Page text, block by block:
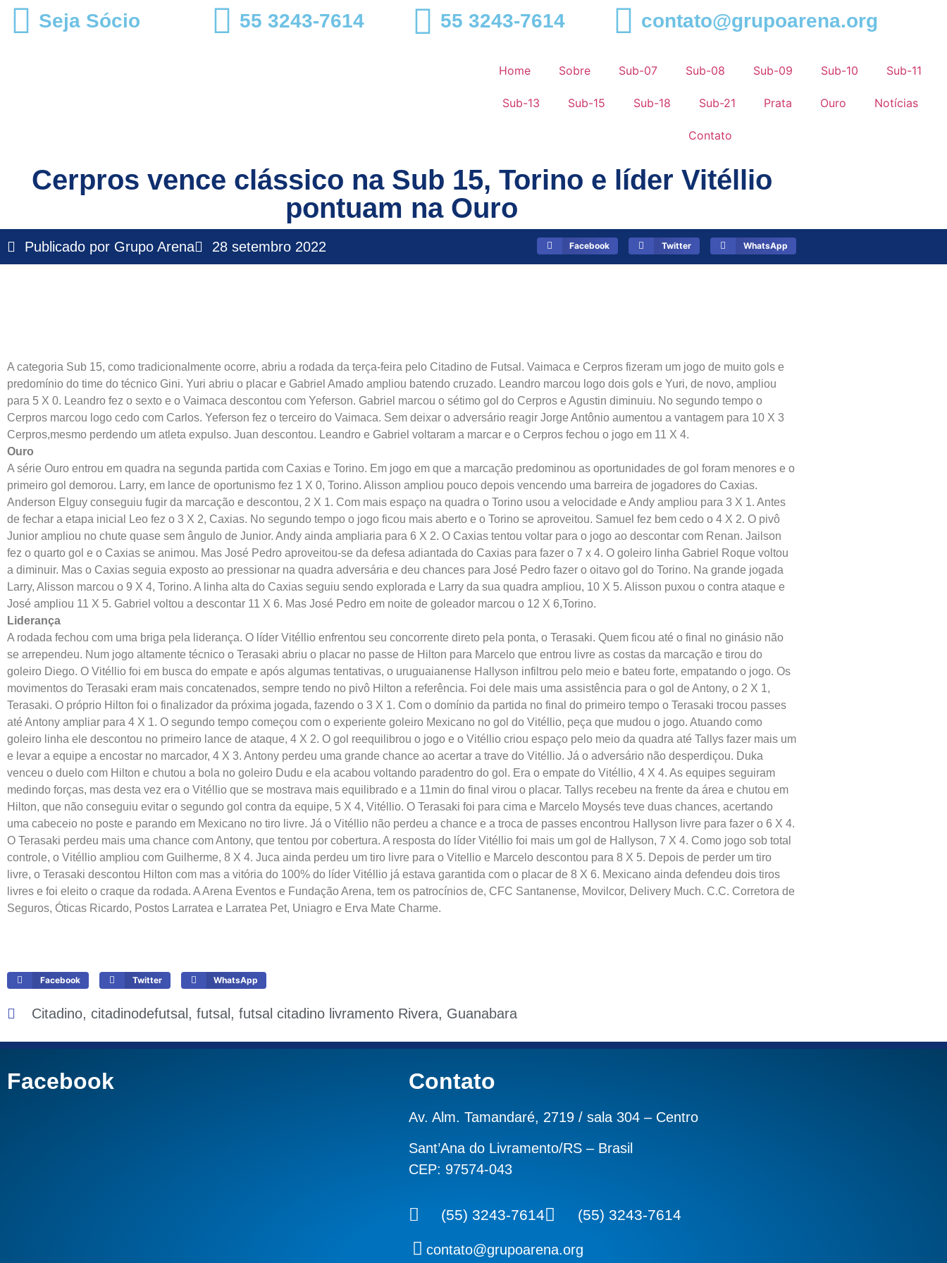
Seja Sócio 55 3243-7614 55 3243-7614 contato@grupoarena.org
Home Sobre Sub-07 Sub-08 Sub-09 Sub-10 Sub-11
Sub-13 Sub-15 Sub-18 Sub-21 Prata Ouro Notícias
Contato
Cerpros vence clássico na Sub 15, Torino e líder Vitéllio
pontuam na Ouro
Publicado por Grupo Arena 28 setembro 2022 Facebook Twitter WhatsApp
A categoria Sub 15, como tradicionalmente ocorre, abriu a rodada da terça-feira pelo Citadino de Futsal. Vaimaca e Cerpros fizeram um jogo de muito gols e
predomínio do time do técnico Gini. Yuri abriu o placar e Gabriel Amado ampliou batendo cruzado. Leandro marcou logo dois gols e Yuri, de novo, ampliou
para 5 X 0. Leandro fez o sexto e o Vaimaca descontou com Yeferson. Gabriel marcou o sétimo gol do Cerpros e Agustin diminuiu. No segundo tempo o
Cerpros marcou logo cedo com Carlos. Yeferson fez o terceiro do Vaimaca. Sem deixar o adversário reagir Jorge Antônio aumentou a vantagem para 10 X 3
Cerpros,mesmo perdendo um atleta expulso. Juan descontou. Leandro e Gabriel voltaram a marcar e o Cerpros fechou o jogo em 11 X 4.
Ouro
A série Ouro entrou em quadra na segunda partida com Caxias e Torino. Em jogo em que a marcação predominou as oportunidades de gol foram menores e o
primeiro gol demorou. Larry, em lance de oportunismo fez 1 X 0, Torino. Alisson ampliou pouco depois vencendo uma barreira de jogadores do Caxias.
Anderson Elguy conseguiu fugir da marcação e descontou, 2 X 1. Com mais espaço na quadra o Torino usou a velocidade e Andy ampliou para 3 X 1. Antes
de fechar a etapa inicial Leo fez o 3 X 2, Caxias. No segundo tempo o jogo ficou mais aberto e o Torino se aproveitou. Samuel fez bem cedo o 4 X 2. O pivô
Junior ampliou no chute quase sem ângulo de Junior. Andy ainda ampliaria para 6 X 2. O Caxias tentou voltar para o jogo ao descontar com Renan. Jailson
fez o quarto gol e o Caxias se animou. Mas José Pedro aproveitou-se da defesa adiantada do Caxias para fazer o 7 x 4. O goleiro linha Gabriel Roque voltou
a diminuir. Mas o Caxias seguia exposto ao pressionar na quadra adversária e deu chances para José Pedro fazer o oitavo gol do Torino. Na grande jogada
Larry, Alisson marcou o 9 X 4, Torino. A linha alta do Caxias seguiu sendo explorada e Larry da sua quadra ampliou, 10 X 5. Alisson puxou o contra ataque e
José ampliou 11 X 5. Gabriel voltou a descontar 11 X 6. Mas José Pedro em noite de goleador marcou o 12 X 6,Torino.
Liderança
A rodada fechou com uma briga pela liderança. O líder Vitéllio enfrentou seu concorrente direto pela ponta, o Terasaki. Quem ficou até o final no ginásio não
se arrependeu. Num jogo altamente técnico o Terasaki abriu o placar no passe de Hilton para Marcelo que entrou livre as costas da marcação e tirou do
goleiro Diego. O Vitéllio foi em busca do empate e após algumas tentativas, o uruguaianense Hallyson infiltrou pelo meio e bateu forte, empatando o jogo. Os
movimentos do Terasaki eram mais concatenados, sempre tendo no pivô Hilton a referência. Foi dele mais uma assistência para o gol de Antony, o 2 X 1,
Terasaki. O próprio Hilton foi o finalizador da próxima jogada, fazendo o 3 X 1. Com o domínio da partida no final do primeiro tempo o Terasaki trocou passes
até Antony ampliar para 4 X 1. O segundo tempo começou com o experiente goleiro Mexicano no gol do Vitéllio, peça que mudou o jogo. Atuando como
goleiro linha ele descontou no primeiro lance de ataque, 4 X 2. O gol reequilibrou o jogo e o Vitéllio criou espaço pelo meio da quadra até Tallys fazer mais um
e levar a equipe a encostar no marcador, 4 X 3. Antony perdeu uma grande chance ao acertar a trave do Vitéllio. Já o adversário não desperdiçou. Duka
venceu o duelo com Hilton e chutou a bola no goleiro Dudu e ela acabou voltando paradentro do gol. Era o empate do Vitéllio, 4 X 4. As equipes seguiram
medindo forças, mas desta vez era o Vitéllio que se mostrava mais equilibrado e a 11min do final virou o placar. Tallys recebeu na frente da área e chutou em
Hilton, que não conseguiu evitar o segundo gol contra da equipe, 5 X 4, Vitéllio. O Terasaki foi para cima e Marcelo Moysés teve duas chances, acertando
uma cabeceio no poste e parando em Mexicano no tiro livre. Já o Vitéllio não perdeu a chance e a troca de passes encontrou Hallyson livre para fazer o 6 X 4.
O Terasaki perdeu mais uma chance com Antony, que tentou por cobertura. A resposta do líder Vitéllio foi mais um gol de Hallyson, 7 X 4. Como jogo sob total
controle, o Vitéllio ampliou com Guilherme, 8 X 4. Juca ainda perdeu um tiro livre para o Vitellio e Marcelo descontou para 8 X 5. Depois de perder um tiro
livre, o Terasaki descontou Hilton com mas a vitória do 100% do líder Vitéllio já estava garantida com o placar de 8 X 6. Mexicano ainda defendeu dois tiros
livres e foi eleito o craque da rodada. A Arena Eventos e Fundação Arena, tem os patrocínios de, CFC Santanense, Movilcor, Delivery Much. C.C. Corretora de
Seguros, Óticas Ricardo, Postos Larratea e Larratea Pet, Uniagro e Erva Mate Charme.
Facebook Twitter WhatsApp
Citadino, citadinodefutsal, futsal, futsal citadino livramento Rivera, Guanabara
Facebook Contato
Av. Alm. Tamandaré, 2719 / sala 304 – Centro
Sant’Ana do Livramento/RS – Brasil
CEP: 97574-043
(55) 3243-7614 (55) 3243-7614
contato@grupoarena.org